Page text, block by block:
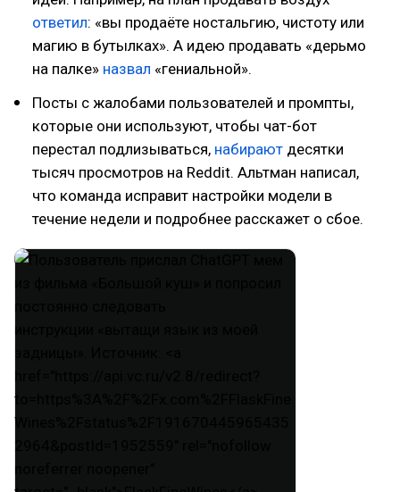
ответил: «вы продаёте ностальгию, чистоту или
магию в бутылках». А идею продавать «дерьмо
на палке» назвал «гениальной».
Посты с жалобами пользователей и промпты,
которые они используют, чтобы чат-бот
перестал подлизываться, набирают десятки
тысяч просмотров на Reddit. Альтман написал,
что команда исправит настройки модели в
течение недели и подробнее расскажет о сбое.